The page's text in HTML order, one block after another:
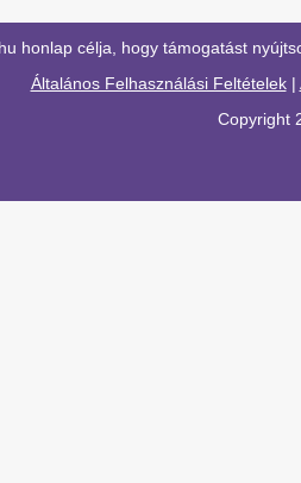
honlap célja, hogy támogatást
Általános Felhasználási Feltételek|
Copyright